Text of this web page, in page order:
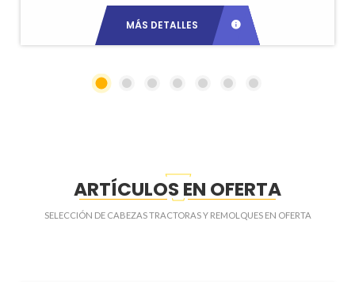
MÁS DETALLES
ARTÍCULOS EN OFERTA
SELECCIÓN DE CABEZAS TRACTORAS Y REMOLQUES EN OFERTA